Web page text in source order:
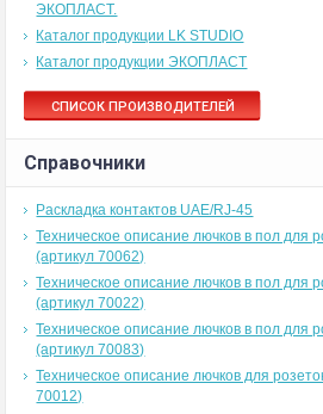
ЭКОПЛАСТ.
Каталог продукции LK STUDIO
Каталог продукции ЭКОПЛАСТ
СПИСОК ПРОИЗВОДИТЕЛЕЙ
Справочники
Раскладка контактов UAE/RJ-45
Техническое описание лючков в пол
(артикул 70062)
Техническое описание лючков в пол
(артикул 70022)
Техническое описание лючков в пол
(артикул 70083)
Техническое описание лючков для
70012)